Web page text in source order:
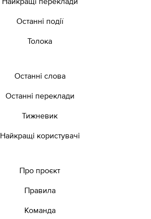
Останні події
Толока
Останні слова
Останні переклади
Тижневик
Найкращі користувачі
Про проєкт
Правила
Команда